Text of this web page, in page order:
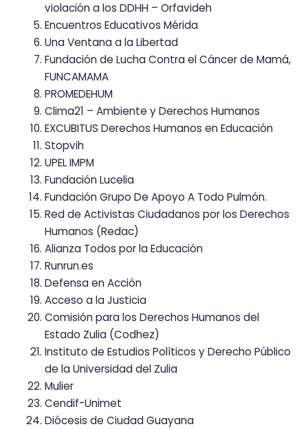
violación a los DDHH – Orfavideh
Encuentros Educativos Mérida
Una Ventana a la Libertad
Fundación de Lucha Contra el Cáncer de Mamá,
FUNCAMAMA
PROMEDEHUM
Clima21 – Ambiente y Derechos Humanos
EXCUBITUS Derechos Humanos en Educación
Stopvih
UPEL IMPM
Fundación Lucelia
Fundación Grupo De Apoyo A Todo Pulmón.
Red de Activistas Ciudadanos por los Derechos
Humanos (Redac)
Alianza Todos por la Educación
Runrun.es
Defensa en Acción
Acceso a la Justicia
Comisión para los Derechos Humanos del
Estado Zulia (Codhez)
Instituto de Estudios Políticos y Derecho Público
de la Universidad del Zulia
Mulier
Cendif-Unimet
Diócesis de Ciudad Guayana